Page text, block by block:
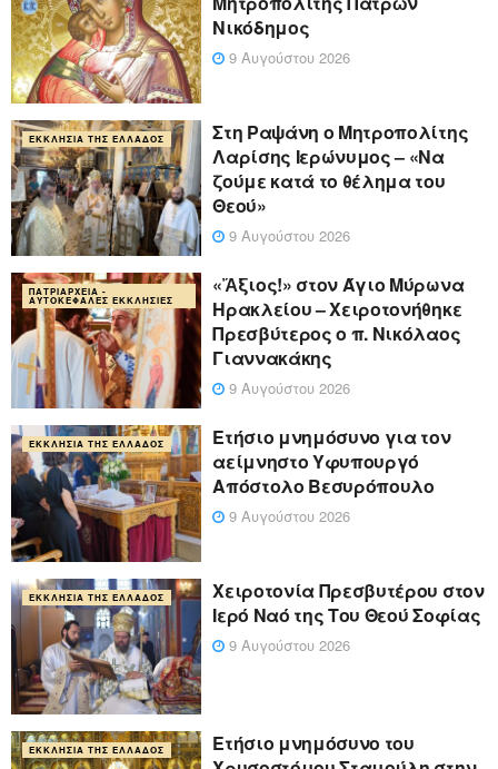
Νικόδημος
9 Αυγούστου 2026
ΕΚΚΛΗΣΊΑ ΤΗΣ ΕΛΛΆΔΟΣ
Στη Ραψάνη ο Μητροπολίτης
Λαρίσης Ιερώνυμος – «Να
ζούμε κατά το θέλημα του
Θεού»
9 Αυγούστου 2026
ΠΑΤΡΙΑΡΧΕΊΑ -
ΑΥΤΟΚΈΦΑΛΕΣ ΕΚΚΛΗΣΊΕΣ
«Ἄξιος!» στον Άγιο Μύρωνα
Ηρακλείου – Χειροτονήθηκε
Πρεσβύτερος ο π. Νικόλαος
Γιαννακάκης
9 Αυγούστου 2026
ΕΚΚΛΗΣΊΑ ΤΗΣ ΕΛΛΆΔΟΣ
Ετήσιο μνημόσυνο για τον
αείμνηστο Υφυπουργό
Απόστολο Βεσυρόπουλο
9 Αυγούστου 2026
ΕΚΚΛΗΣΊΑ ΤΗΣ ΕΛΛΆΔΟΣ
Χειροτονία Πρεσβυτέρου στον
Ιερό Ναό της Του Θεού Σοφίας
9 Αυγούστου 2026
ΕΚΚΛΗΣΊΑ ΤΗΣ ΕΛΛΆΔΟΣ
Ετήσιο μνημόσυνο του